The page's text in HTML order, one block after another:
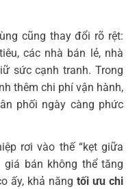
cũng thay đổi rõ rệt:
các nhà bán lẻ, nhà
sức cạnh tranh. Trong
thêm chi phí vận hành,
phối ngày càng phức
rơi vào thế “kẹt giữa
bán không thể tăng
ấy, khả năng tối ưu chi